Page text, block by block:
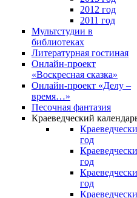
2012 год
2011 год
Мультстудии в
библиотеках
Литературная гостиная
Онлайн-проект
«Воскресная сказка»
Онлайн-проект «Делу –
время…»
Песочная фантазия
Краеведческий
год
год
год